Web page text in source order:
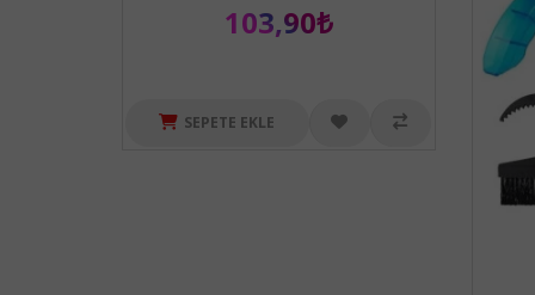
103,90₺
SEPETE EKLE